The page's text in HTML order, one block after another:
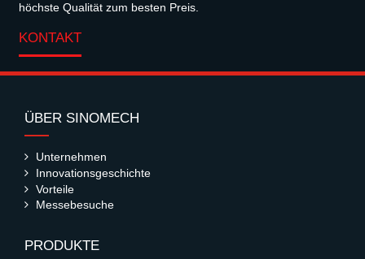
höchste Qualität zum besten Preis.
KONTAKT
ÜBER SINOMECH
Unternehmen
Innovationsgeschichte
Vorteile
Messebesuche
PRODUKTE